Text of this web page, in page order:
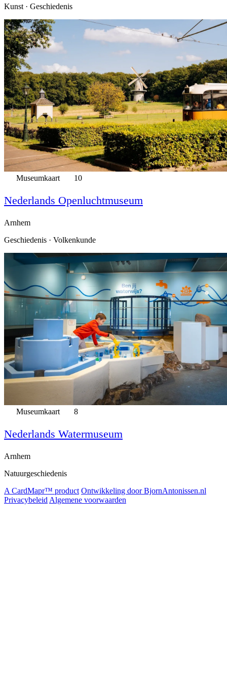
Kunst · Geschiedenis
Museumkaart 10
Nederlands Openluchtmuseum
Arnhem
Geschiedenis · Volkenkunde
Museumkaart 8
Nederlands Watermuseum
Arnhem
Natuurgeschiedenis
A CardMapr™ product Ontwikkeling door BjornAntonissen.nl
Privacybeleid Algemene voorwaarden